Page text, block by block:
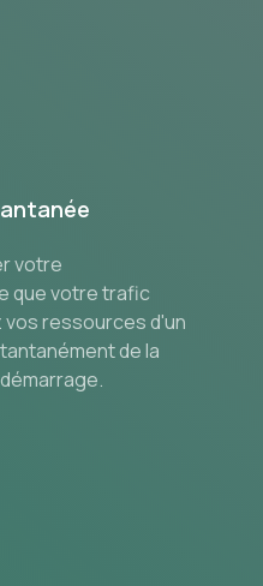
votre
que votre trafic
ressources d'un
de la